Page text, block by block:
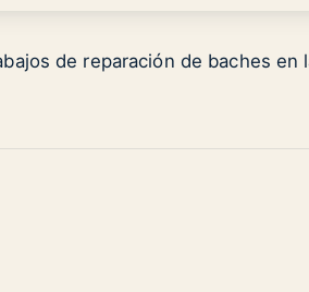
de reparación de baches en